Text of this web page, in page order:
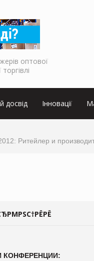
оптової
досвід Інновації
Ритейлер и
КОНФЕРЕНЦИИ: